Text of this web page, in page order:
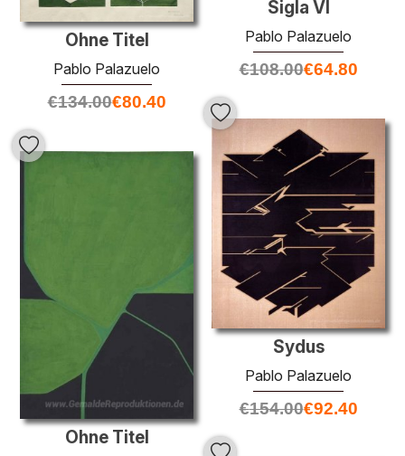
Sigla VI
Pablo Palazuelo
€108.00€64.80
Ohne Titel
Pablo Palazuelo
€134.00€80.40
Sydus
Pablo Palazuelo
€154.00€92.40
Ohne Titel